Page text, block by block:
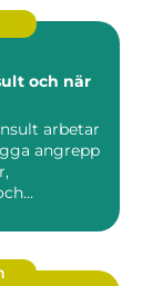
när
arbetar
angrepp